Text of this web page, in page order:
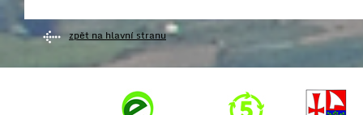
zpět na hlavní stranu